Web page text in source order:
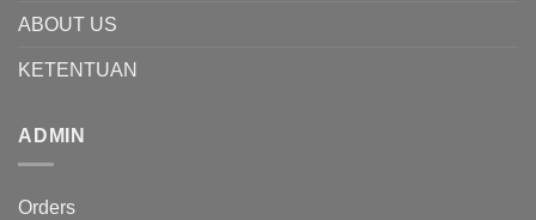
ABOUT US
KETENTUAN
ADMIN
Orders